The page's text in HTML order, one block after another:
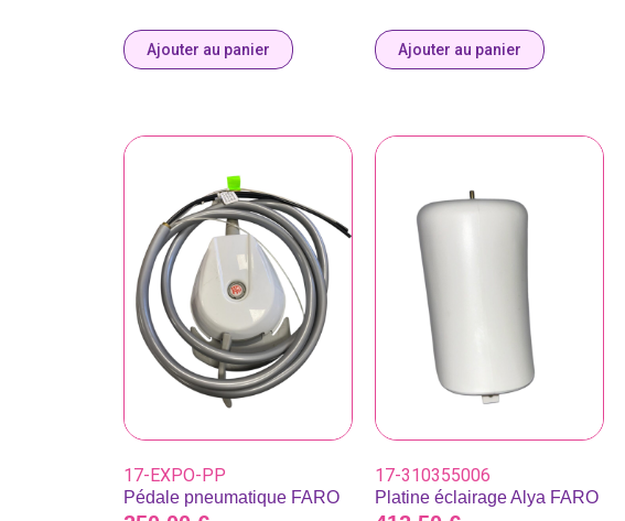
Ajouter au panier Ajouter au panier
17-EXPO-PP
Pédale pneumatique FARO
17-310355006
Platine éclairage Alya FARO